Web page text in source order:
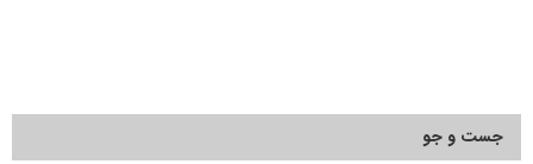
جست و جو